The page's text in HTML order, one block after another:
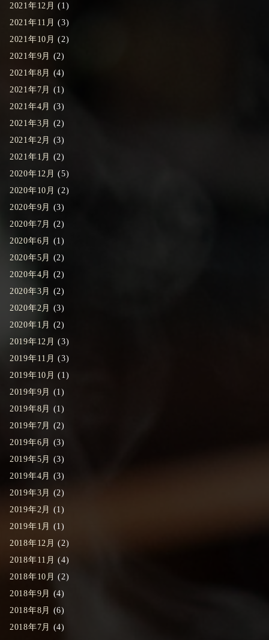
2021年12月 (1)
2021年11月 (3)
2021年10月 (2)
2021年9月
(2)
2021年8月
(4)
2021年7月
(1)
2021年4月
(3)
2021年3月
(2)
2021年2月
(3)
2021年1月
(2)
2020年12月 (5)
2020年10月 (2)
2020年9月
(3)
2020年7月
(2)
2020年6月
(1)
2020年5月
(2)
2020年4月
(2)
2020年3月
(2)
2020年2月
(3)
2020年1月
(2)
2019年12月 (3)
2019年11月 (3)
2019年10月 (1)
2019年9月
(1)
2019年8月
(1)
2019年7月
(2)
2019年6月
(3)
2019年5月
(3)
2019年4月
(3)
2019年3月
(2)
2019年2月
(1)
2019年1月
(1)
2018年12月 (2)
2018年11月 (4)
2018年10月 (2)
2018年9月
(4)
2018年8月
(6)
2018年7月
(4)